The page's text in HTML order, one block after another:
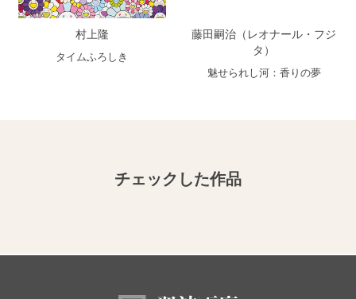
村上隆
タイムふろしき
藤田嗣治（レオナール・フジ
タ）
魅せられし河：香りの夢
チェックした作品